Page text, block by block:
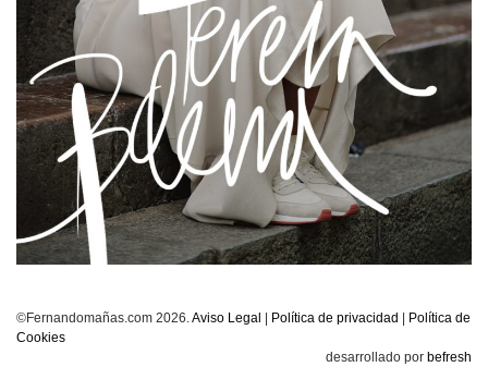
©Fernandomañas.com 2026.Aviso Legal Política de privacidad
Política de
Cookies
desarrollado por befresh